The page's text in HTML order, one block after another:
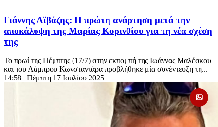
Γιάννης Αϊβάζης: Η πρώτη ανάρτηση μετά την
αποκάλυψη της Μαρίας Κορινθίου για τη νέα σχέση
της
Το πρωί της Πέμπτης (17/7) στην εκπομπή της Ιωάννας Μαλέσκου
και του Λάμπρου Κωνσταντάρα προβλήθηκε μία συνέντευξη τη...
14:58 | Πέμπτη 17 Ιουλίου 2025